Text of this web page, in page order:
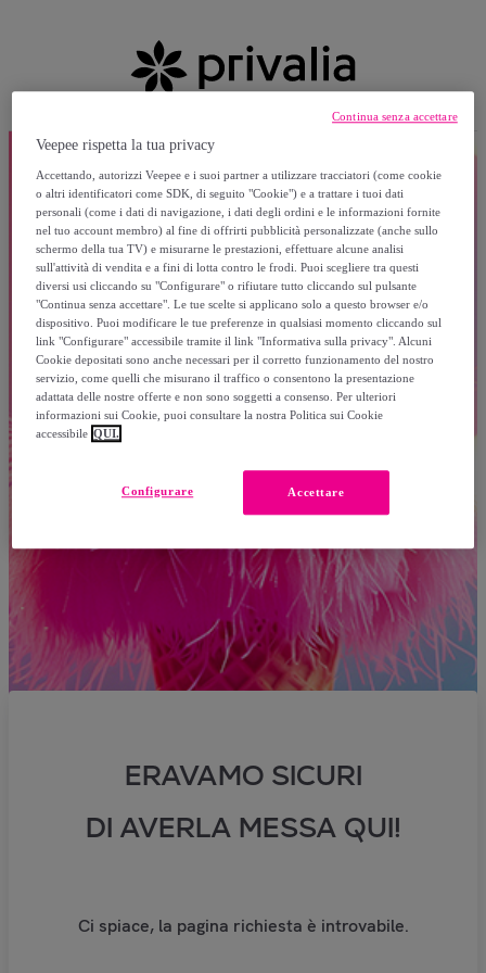
ERAVAMO SICURI
DI AVERLA MESSA QUI!
Ci spiace, la pagina richiesta è introvabile.
Veepee rispetta la tua privacy
Accettando, autorizzi Veepee e i suoi partner a utilizzare tracciatori (come cookie
o altri identificatori come SDK, di seguito "Cookie") e a trattare i tuoi dati
personali (come i dati di navigazione, i dati degli ordini e le informazioni fornite
nel tuo account membro) al fine di offrirti pubblicità personalizzate (anche sullo
schermo della tua TV) e misurarne le prestazioni, effettuare alcune analisi
sull'attività di vendita e a fini di lotta contro le frodi. Puoi scegliere tra questi
diversi usi cliccando su "Configurare" o rifiutare tutto cliccando sul pulsante
"Continua senza accettare". Le tue scelte si applicano solo a questo browser e/o
dispositivo. Puoi modificare le tue preferenze in qualsiasi momento cliccando sul
link "Configurare" accessibile tramite il link "Informativa sulla privacy". Alcuni
Cookie depositati sono anche necessari per il corretto funzionamento del nostro
servizio, come quelli che misurano il traffico o consentono la presentazione
adattata delle nostre offerte e non sono soggetti a consenso. Per ulteriori
informazioni sui Cookie, puoi consultare la nostra Politica sui Cookie
accessibile QUI.
Accettare
Configurare
Continua senza accettare